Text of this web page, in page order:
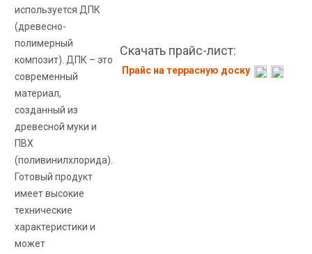
используется ДПК
(древесно-
полимерный
композит). ДПК – это
современный
материал,
созданный из
древесной муки и
ПВХ
(поливинилхлорида).
Готовый продукт
имеет высокие
технические
характеристики и
может
Скачать прайс-лист:
Прайс на террасную доску